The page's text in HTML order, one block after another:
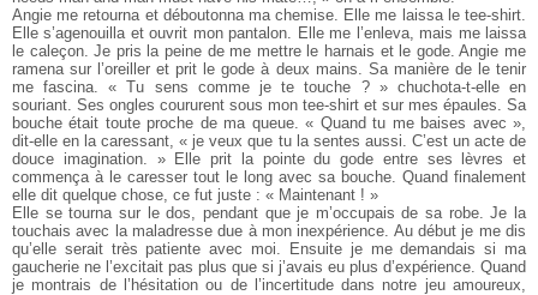
Angie me retourna et déboutonna ma chemise. Elle me laissa le tee-shirt.
Elle s’agenouilla et ouvrit mon pantalon. Elle me l’enleva, mais me laissa
le caleçon. Je pris la peine de me mettre le harnais et le gode. Angie me
ramena sur l’oreiller et prit le gode à deux mains. Sa manière de le tenir
me fascina. « Tu sens comme je te touche ? » chuchota-t-elle en
souriant. Ses ongles coururent sous mon tee-shirt et sur mes épaules. Sa
bouche était toute proche de ma queue. « Quand tu me baises avec »,
dit-elle en la caressant, « je veux que tu la sentes aussi. C’est un acte de
douce imagination. » Elle prit la pointe du gode entre ses lèvres et
commença à le caresser tout le long avec sa bouche. Quand finalement
elle dit quelque chose, ce fut juste : « Maintenant ! »
Elle se tourna sur le dos, pendant que je m’occupais de sa robe. Je la
touchais avec la maladresse due à mon inexpérience. Au début je me dis
qu’elle serait très patiente avec moi. Ensuite je me demandais si ma
gaucherie ne l’excitait pas plus que si j’avais eu plus d’expérience. Quand
je montrais de l’hésitation ou de l’incertitude dans notre jeu amoureux,